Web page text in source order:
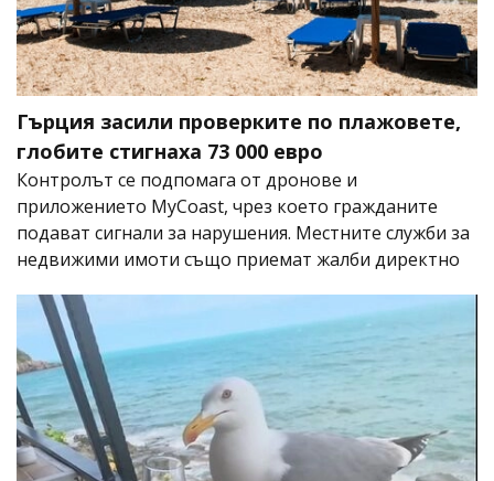
Гърция засили проверките по плажовете,
глобите стигнаха 73 000 евро
Контролът се подпомага от дронове и
приложението MyCoast, чрез което гражданите
подават сигнали за нарушения. Местните служби за
недвижими имоти също приемат жалби директно